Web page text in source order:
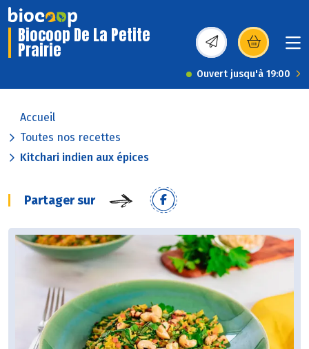
Biocoop De La Petite
Prairie (s’ouvre dans une
Ouvert jusqu'à 19:00
Accueil
Toutes nos recettes
Kitchari indien aux épices
Partager sur